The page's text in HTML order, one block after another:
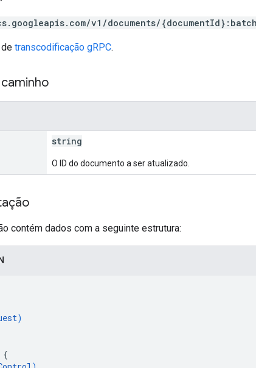
v1/documents/
de transcodificação gRPC.
string
O ID do documento a ser atualizado.
contém dados com a seguinte estrutura:
)
{